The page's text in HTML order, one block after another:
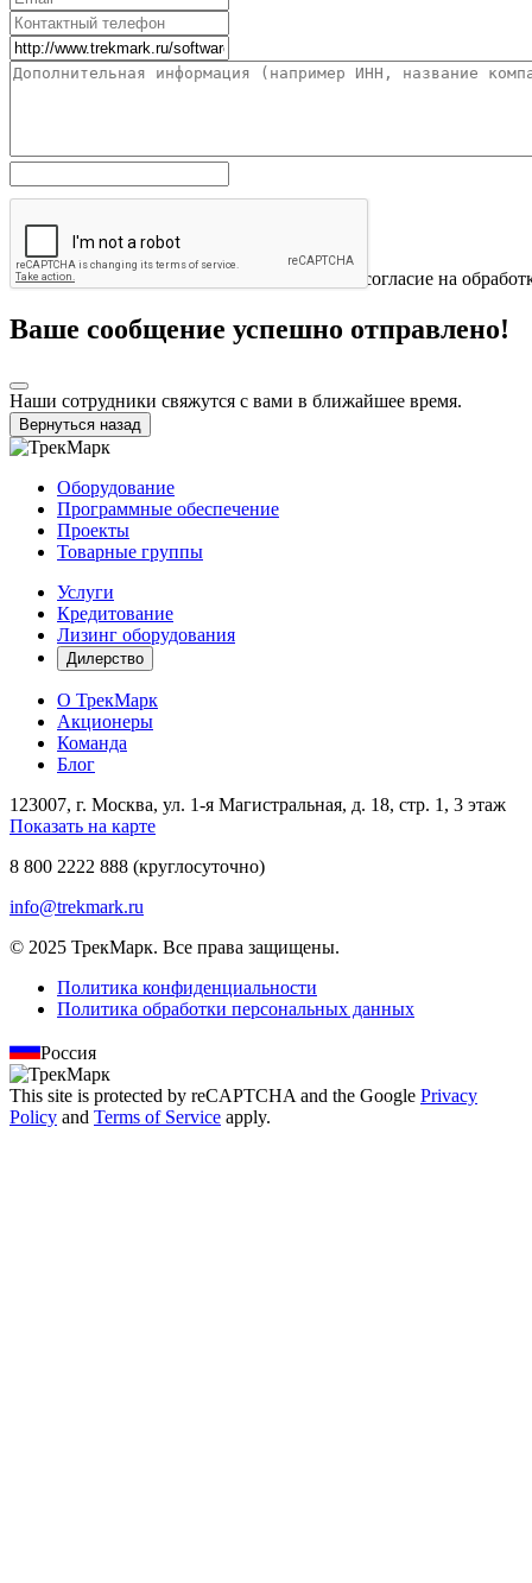
Отправить
Нажимая на кнопку «Отправить» вы даете согласие на
Ваше сообщение успешно отправлено!
Наши сотрудники свяжутся с вами в ближайшее время.
Вернуться назад
Оборудование
Программные обеспечение
Проекты
Товарные группы
Услуги
Кредитование
Лизинг оборудования
Дилерство
О ТрекМарк
Акционеры
Команда
Блог
123007, г. Москва, ул. 1-я Магистральная, д. 18, стр. 1, 3 этаж
Показать на карте
8 800 2222 888 (круглосуточно)
info@trekmark.ru
© 2025 ТрекМарк. Все права защищены.
Политика конфиденциальности
Политика обработки персональных данных
Россия
This site is protected by reCAPTCHA and the Google Privacy
Policy and Terms of Service apply.